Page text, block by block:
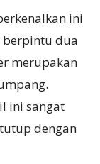
ini
dua
merupakan
ini sangat
dengan